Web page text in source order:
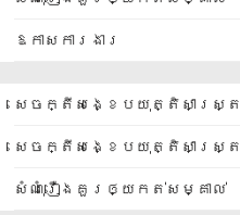
ឱកាសការងារ
សេចក្តីសង្ខេបយុត្តិសាស្ត្រ
សេចក្តីសង្ខេបយុត្តិសាស្ត្រ
សំណុំរឿងគួរឲ្យកត់សម្គាល់